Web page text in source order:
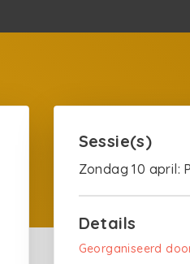
Sessie(s)
Zondag 10 april:
Details
Georganiseerd